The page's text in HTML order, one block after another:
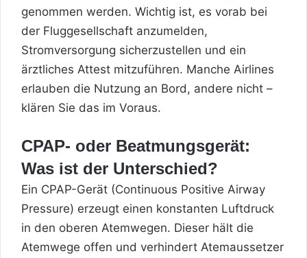
genommen werden. Wichtig ist, es vorab bei
der Fluggesellschaft anzumelden,
Stromversorgung sicherzustellen und ein
ärztliches Attest mitzuführen. Manche Airlines
erlauben die Nutzung an Bord, andere nicht –
klären Sie das im Voraus.
CPAP- oder Beatmungsgerät:
Was ist der Unterschied?
Ein CPAP-Gerät (Continuous Positive Airway
Pressure) erzeugt einen konstanten Luftdruck
in den oberen Atemwegen. Dieser hält die
Atemwege offen und verhindert Atemaussetzer